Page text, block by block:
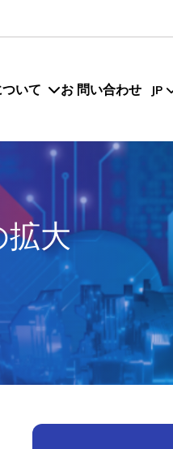
いて お 問い合わせ JP
大